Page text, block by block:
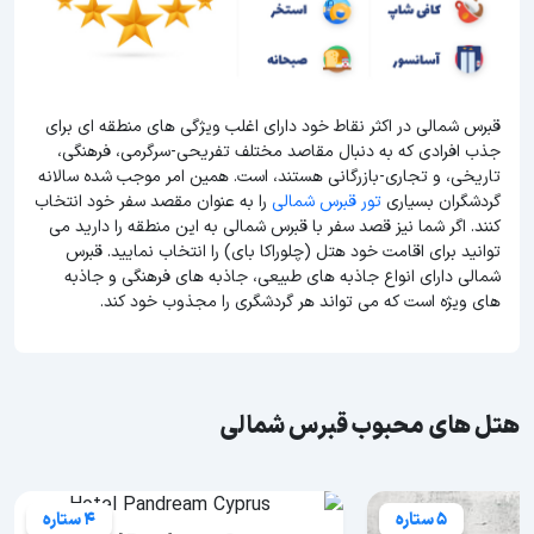
قبرس شمالی در اکثر نقاط خود دارای اغلب ویژگی های منطقه ای برای
جذب افرادی که به دنبال مقاصد مختلف تفریحی-سرگرمی، فرهنگی،
تاریخی، و تجاری-بازرگانی هستند، است. همین امر موجب شده سالانه
گردشگران بسیاریتور قبرس شمالی را به عنوان مقصد سفر خود انتخاب
کنند. اگر شما نیز قصد سفر با قبرس شمالی به این منطقه را دارید می
توانید برای اقامت خود هتل (چلوراکا بای) را انتخاب نمایید. قبرس
شمالی دارای انواع جاذبه های طبیعی، جاذبه های فرهنگی و جاذبه
های ویژه است که می تواند هر گردشگری را مجذوب خود کند.
هتل های محبوب قبرس شمالی
5 ستاره 4 ستاره